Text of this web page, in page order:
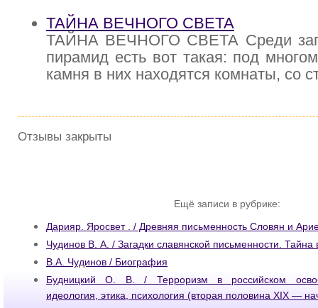
ТАЙНА ВЕЧНОГО СВЕТА
ТАЙНА ВЕЧНОГО СВЕТА Среди
пирамид есть вот такая: под
камня в них находятся комнаты, со
Отзывы закрыты
Ещё записи в рубрике:
Дарияр. Яросвет . / Древняя письменность Словян и
Чудинов В. А. / Загадки славянской письменности. Тайна
В.А. Чудинов / Биография
Будницкий О. В. / Терроризм в российском
идеология, этика, психология (вторая половина XIX —